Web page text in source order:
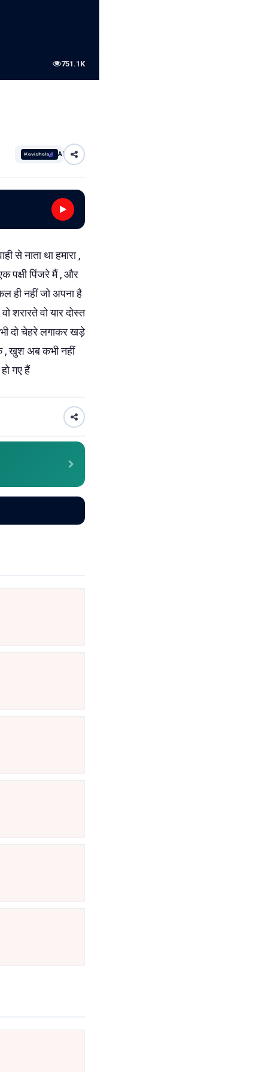
751.1K
AI
से नाता था हमारा ,
पक्षी पिंजरे मैं , और
ही नहीं जो अपना है
शरारते वो यार दोस्त
दो चेहरे लगाकर खड़े
के , खुश अब कभी नहीं
गए हैं